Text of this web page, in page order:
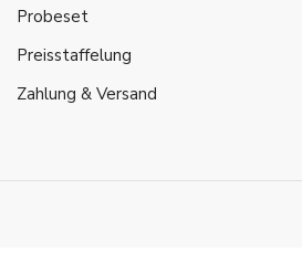
Probeset
Preisstaffelung
Zahlung & Versand